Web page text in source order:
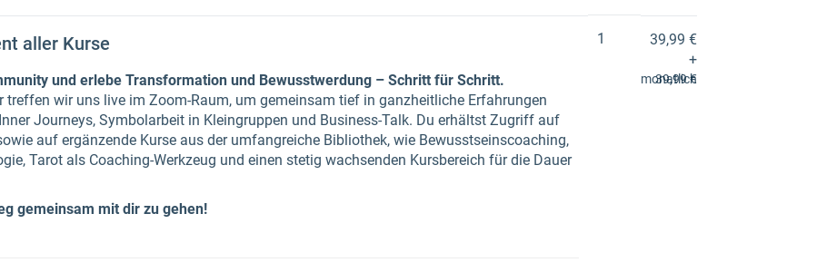
aller Kurse
und erlebe Transformation und Bewusstwerdung – Schritt für Schritt.
treffen wir uns live im Zoom-Raum, um gemeinsam tief in ganzheitliche Erfahrungen
Journeys, Symbolarbeit in Kleingruppen und Business-Talk. Du erhältst Zugriff auf
auf ergänzende Kurse aus der umfangreiche Bibliothek, wie Bewusstseinscoaching,
Tarot als Coaching-Werkzeug und einen stetig wachsenden Kursbereich für die Dauer
gemeinsam mit dir zu gehen!
1
39,99 €
+
39,99 €
monatlich